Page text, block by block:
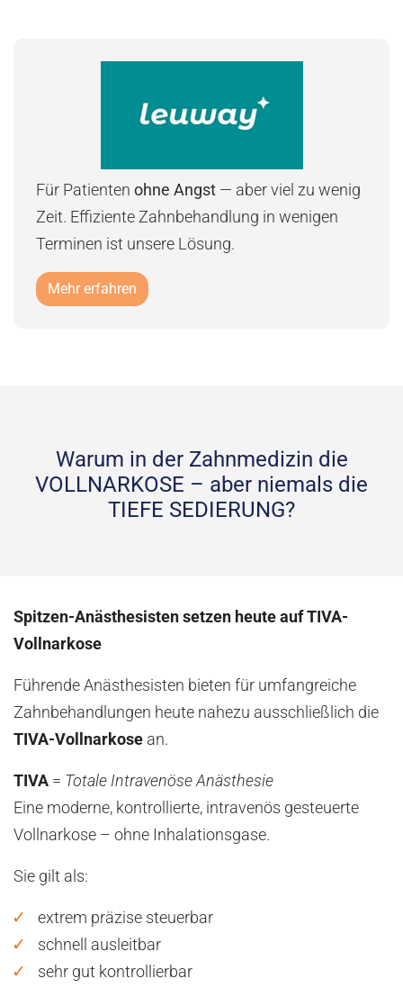
Für Patienten ohne Angst — aber viel zu wenig
Zeit. Effiziente Zahnbehandlung in wenigen
Terminen ist unsere Lösung.
Mehr erfahren
Warum in der Zahnmedizin die
VOLLNARKOSE – aber niemals die
TIEFE SEDIERUNG?
Spitzen-Anästhesisten setzen heute auf TIVA-
Vollnarkose
Führende Anästhesisten bieten für umfangreiche
Zahnbehandlungen heute nahezu ausschließlich die
TIVA-Vollnarkose an.
TIVA = Totale Intravenöse Anästhesie
Eine moderne, kontrollierte, intravenös gesteuerte
Vollnarkose – ohne Inhalationsgase.
Sie gilt als:
extrem präzise steuerbar
schnell ausleitbar
sehr gut kontrollierbar